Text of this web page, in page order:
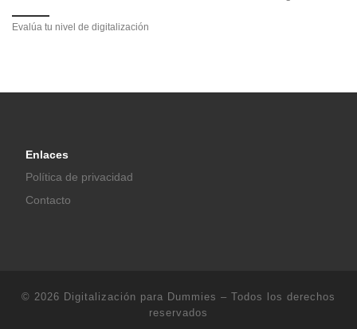
Evalúa tu nivel de digitalización
Enlaces
Política de privacidad
Contacto
© 2026 Digitalización para Dummies – Todos los derechos
reservados